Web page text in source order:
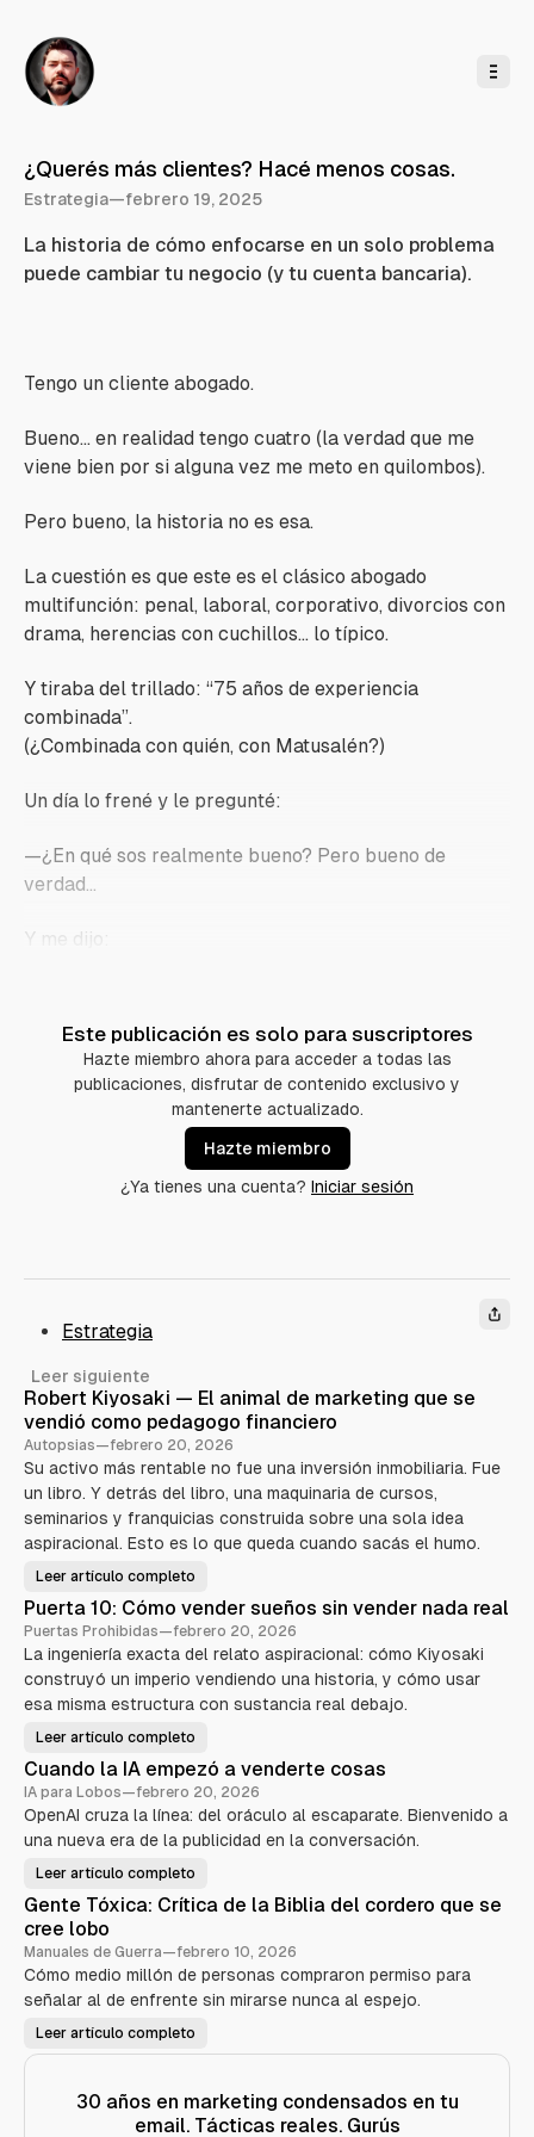
¿Querés más clientes? Hacé menos cosas.
Estrategia—febrero 19, 2025
La historia de cómo enfocarse en un solo problema
puede cambiar tu negocio (y tu cuenta bancaria).
Tengo un cliente abogado.
Bueno… en realidad tengo cuatro (la verdad que me
viene bien por si alguna vez me meto en quilombos).
Pero bueno, la historia no es esa.
La cuestión es que este es el clásico abogado
multifunción: penal, laboral, corporativo, divorcios con
drama, herencias con cuchillos… lo típico.
Y tiraba del trillado: “75 años de experiencia
combinada”.
(¿Combinada con quién, con Matusalén?)
Un día lo frené y le pregunté:
—¿En qué sos realmente bueno? Pero bueno de
verdad...
Y me dijo:
Este publicación es solo para suscriptores
Hazte miembro ahora para acceder a todas las
publicaciones, disfrutar de contenido exclusivo y
mantenerte actualizado.
Hazte miembro
¿Ya tienes una cuenta? Iniciar sesión
Estrategia
Leer siguiente
Robert Kiyosaki — El animal de marketing que se
vendió como pedagogo financiero
Autopsias—febrero 20, 2026
Su activo más rentable no fue una inversión inmobiliaria. Fue
un libro. Y detrás del libro, una maquinaria de cursos,
seminarios y franquicias construida sobre una sola idea
aspiracional. Esto es lo que queda cuando sacás el humo.
R
b
e
r
t
i
o
a
i
E
l
a
n
m
a
d
a
r
k
e
t
n
g
e
s
Leer artículo completo
Puerta 10: Cómo vender sueños sin vender nada real
Puertas Prohibidas—febrero 20, 2026
La ingeniería exacta del relato aspiracional: cómo Kiyosaki
construyó un imperio vendiendo una historia, y cómo usar
esa misma estructura con sustancia real debajo.
P
e
r
t
a
0
C
m
o
e
n
d
e
r
u
e
ñ
s
Leer artículo completo
Cuando la IA empezó a venderte cosas
IA para Lobos—febrero 20, 2026
OpenAI cruza la línea: del oráculo al escaparate. Bienvenido a
una nueva era de la publicidad en la conversación.
C
a
o
a
I
A
m
p
ó
a
Leer artículo completo
Gente Tóxica: Crítica de la Biblia del cordero que se
cree lobo
Manuales de Guerra—febrero 10, 2026
Cómo medio millón de personas compraron permiso para
señalar al de enfrente sin mirarse nunca al espejo.
G
e
e
T
Leer artículo completo
30 años en marketing condensados en tu
email. Tácticas reales. Gurús